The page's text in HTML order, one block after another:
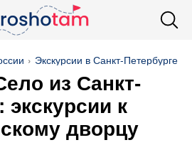
Экскурсии в Санкт-Петербурге
из Санкт-
экскурсии к
дворцу